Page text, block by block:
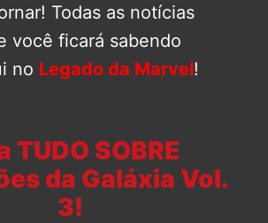
Todas as notícias
você ficará sabendo
no Legado da Marvel!
TUDO SOBRE
da Galáxia Vol.
3!